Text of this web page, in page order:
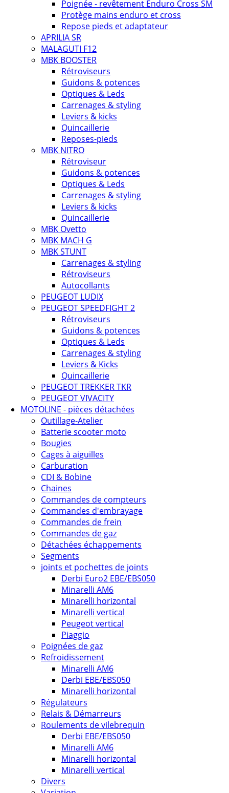
Poignée - revêtement Enduro Cross SM
Protège mains enduro et cross
Repose pieds et adaptateur
APRILIA SR
MALAGUTI F12
MBK BOOSTER
Rétroviseurs
Guidons & potences
Optiques & Leds
Carrenages & styling
Leviers & kicks
Quincaillerie
Reposes-pieds
MBK NITRO
Rétroviseur
Guidons & potences
Optiques & Leds
Carrenages & styling
Leviers & kicks
Quincaillerie
MBK Ovetto
MBK MACH G
MBK STUNT
Carrenages & styling
Rétroviseurs
Autocollants
PEUGEOT LUDIX
PEUGEOT SPEEDFIGHT 2
Rétroviseurs
Guidons & potences
Optiques & Leds
Carrenages & styling
Leviers & Kicks
Quincaillerie
PEUGEOT TREKKER TKR
PEUGEOT VIVACITY
MOTOLINE - pièces détachées
Outillage-Atelier
Batterie scooter moto
Bougies
Cages à aiguilles
Carburation
CDI & Bobine
Chaines
Commandes de compteurs
Commandes d'embrayage
Commandes de frein
Commandes de gaz
Détachées échappements
Segments
joints et pochettes de joints
Derbi Euro2 EBE/EBS050
Minarelli AM6
Minarelli horizontal
Minarelli vertical
Peugeot vertical
Piaggio
Poignées de gaz
Refroidissement
Minarelli AM6
Derbi EBE/EBS050
Minarelli horizontal
Régulateurs
Relais & Démarreurs
Roulements de vilebrequin
Derbi EBE/EBS050
Minarelli AM6
Minarelli horizontal
Minarelli vertical
Divers